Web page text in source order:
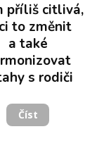
příliš citlivá,
to změnit
a také
s rodiči
Číst